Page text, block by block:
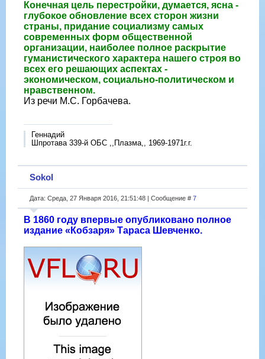
Конечная цель перестройки, думается, ясна -
глубокое обновление всех сторон жизни
страны, придание социализму самых
современных форм общественной
организации, наиболее полное раскрытие
гуманистического характера нашего строя во
всех его решающих аспектах -
экономическом, социально-политическом и
нравственном.
Из речи М.С. Горбачева.
Геннадий
Шпротава 339-й ОБС ,,Плазма,, 1969-1971г.г.
Sokol
Дата: Среда, 27 Января 2016, 21:51:48 | Сообщение # 7
В 1860 году впервые опубликовано полное
издание «Кобзаря» Тараса Шевченко.